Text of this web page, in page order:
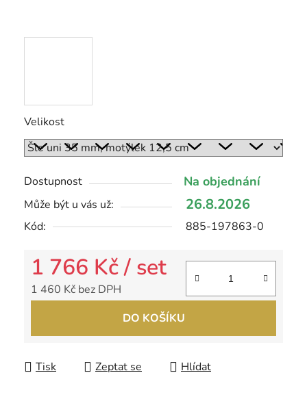
Velikost
Dostupnost Na objednání
Může být u vás už: 26.8.2026
Kód: 885-197863-0
1 766 Kč/ set
1 460 Kč bez DPH
DO KOŠÍKU
Tisk Zeptat se Hlídat